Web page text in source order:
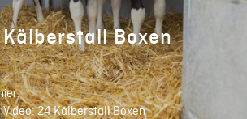
Boxen
Video: 24 Kälberstall Boxen